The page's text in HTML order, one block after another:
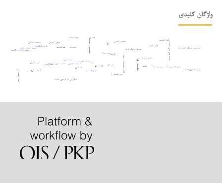
واژگان کلیدی
سبحانی
حدیث‌شناسی
نقد متن
علم رجال
درایه‌الحدیث
فقه‌الحدیث
حیات نباتی
عنصر مادی جرم قتل
سلب حیات
قطع حمایت‌های حیاتی
حقوق کیفری ایران
امام علی
حکومت و سیاست
مکاتب غربی
قرآن کریم تکرار تفسیر المیزان
علامه طباطبایی
حکمت‌های تکرار
روش تفسیری
امام خمینی
قشیری
مقامات عرفانی
منازل سلوک
عرفان اسلامی
ولایت
تصوف کلاسیک
ساختارهای نوین خانواده
جایگزینی کارکردهای خانواده
حقوق تطبیقی خانواده
حقوق خانواده ایران
حقوق خانواده انگلیس
رفاه کودک
؛ شناسایی حقوقی خانواده‌ها
سیاست‌گذاری خانواده
تقریب
فقه¬تقریبی
وحدت¬اسلامی
امام¬موسی¬صدر
امام¬خمینی